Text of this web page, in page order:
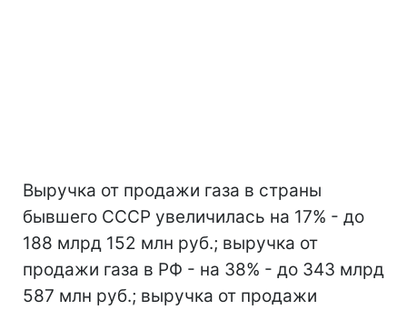
Выручка от продажи газа в страны
бывшего СССР увеличилась на 17% - до
188 млрд 152 млн руб.; выручка от
продажи газа в РФ - на 38% - до 343 млрд
587 млн руб.; выручка от продажи